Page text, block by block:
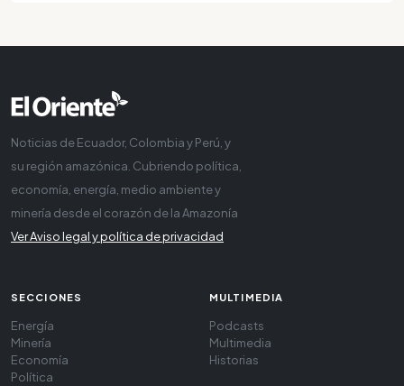
Noticias de Ecuador, Colombia y Perú, y
su región amazónica. Cubriendo política,
economía, energía, medio ambiente y
minería desde el corazón de la Amazonía
Ver Aviso legal y política de privacidad
SECCIONES
Energía
Minería
Economía
Política
MULTIMEDIA
Podcasts
Multimedia
Historias